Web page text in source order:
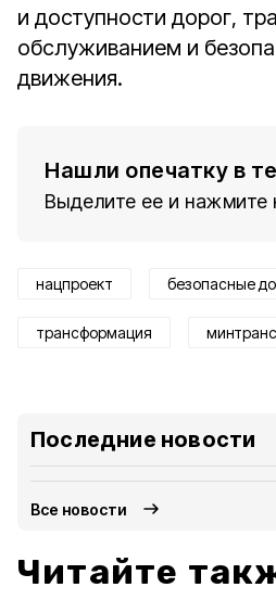
и доступности дорог,
обслуживанием и
движения.
Нашли опечатку в
Выделите ее и нажмите
нацпроект безопасные
трансформация минтранс
Последние новости
Все новости
Читайте